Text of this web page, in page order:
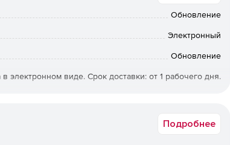
(Zipx, RAR, LHA, 7Z и т. д.), осуществляет обмен
Zip-архивы и присоединяет их к
в пределах архива.
размер Zip-файлов. Новый интерфейс
Обновление
Электронный
Обновление
в электронном виде. Срок доставки: от 1 рабочего дня.
Подробнее